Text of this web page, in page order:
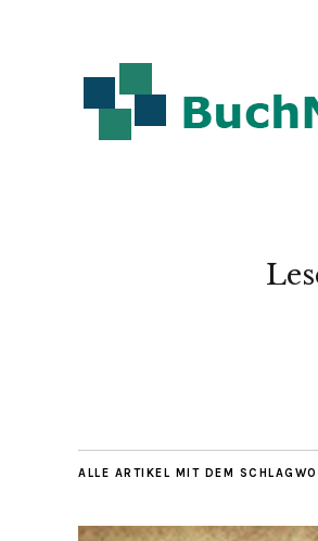
ALLE ARTIKEL MIT DEM